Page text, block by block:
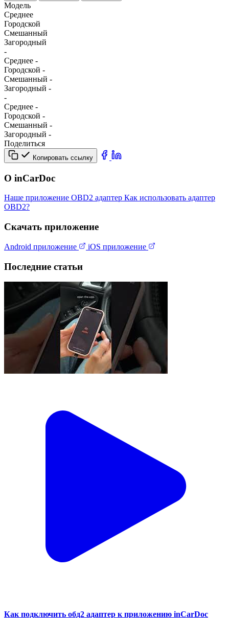
Модель
Среднее
Городской
Смешанный
Загородный
-
Среднее -
Городской -
Смешанный -
Загородный -
-
Среднее -
Городской -
Смешанный -
Загородный -
Поделиться
Копировать ссылку
О inCarDoc
Наше приложение OBD2 адаптер Как использовать адаптер
OBD2?
Скачать приложение
Android приложение iOS приложение
Последние статьи
Как подключить обд2 адаптер к приложению inCarDoc